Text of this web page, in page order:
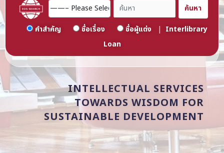
ค้นหา
คำสำคัญ ชื่อเรื่อง ชื่อผู้แต่ง | Interlibrary
Loan
INTELLECTUAL SERVICES
TOWARDS WISDOM FOR
SUSTAINABLE DEVELOPMENT